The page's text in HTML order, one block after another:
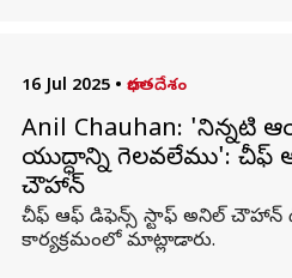
16 Jul 2025 • భారతదేశం
Anil Chauhan:
యుద్ధాన్ని గెలవలేము': చీఫ్
చౌహాన్‌
చీఫ్ ఆఫ్ డిఫెన్స్ స్టాఫ్ అనిల్ చౌహాన్
కార్యక్రమంలో మాట్లాడారు.